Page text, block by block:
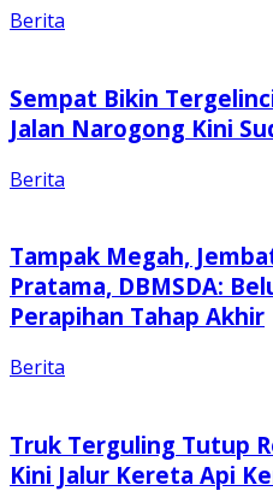
Berita
Sempat Bikin
Jalan Narogong Kini
Berita
Tampak Megah,
Pratama, DBMSDA:
Perapihan Tahap Akhir
Berita
Truk Terguling Tutup
Kini Jalur Kereta Api